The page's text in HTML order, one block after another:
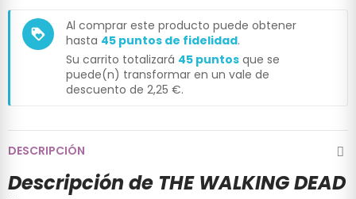
loyalty
Al comprar este producto puede obtener
hasta 45 puntos de fidelidad.
Su carrito totalizará 45 puntos que se
puede(n) transformar en un vale de
descuento de 2,25 €.
DESCRIPCIÓN
Descripción de THE WALKING DEAD